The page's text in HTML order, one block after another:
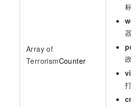
Array of
TerrorismCounter
标识
器
政
打斗